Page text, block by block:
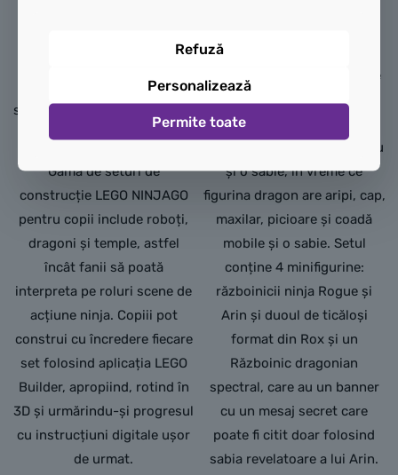
colecție, pe un suport
separat, care poate fi atașată
Gama de seturi de
construcție LEGO NINJAGO
pentru copii include roboți,
dragoni și temple, astfel
încât fanii să poată
interpreta pe roluri scene de
acțiune ninja. Copiii pot
construi cu încredere fiecare
set folosind aplicația LEGO
Builder, apropiind, rotind în
3D și urmărindu-și progresul
cu instrucțiuni digitale ușor
de urmat.
Robotul de jucărie are brațe
și picioare mobile, un piept
care se deschide pentru a
plasa o minifigurină înăuntru
și o sabie, în vreme ce
figurina dragon are aripi, cap,
maxilar, picioare și coadă
mobile și o sabie. Setul
conține 4 minifigurine:
războinicii ninja Rogue și
Arin și duoul de ticăloși
format din Rox și un
Războinic dragonian
spectral, care au un banner
cu un mesaj secret care
poate fi citit doar folosind
sabia revelatoare a lui Arin.
Refuză
Personalizează
Permite toate